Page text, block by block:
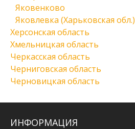
Яковенково
Яковлевка (Харьковская обл.)
Херсонская область
Хмельницкая область
Черкасская область
Черниговская область
Черновицкая область
ИНФОРМАЦИЯ